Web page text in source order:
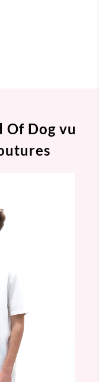
Of Dog vu